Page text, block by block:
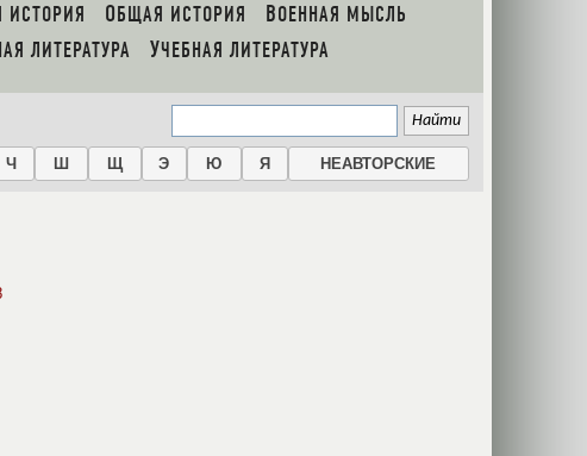
ИСТОРИЯ ОБЩАЯ ИСТОРИЯ
ВОЕННАЯ МЫСЛЬ
ЛИТЕРАТУРА УЧЕБНАЯ ЛИТЕРАТУРА
Ч Ш Щ Э Ю Я НЕАВТОРСКИЕ